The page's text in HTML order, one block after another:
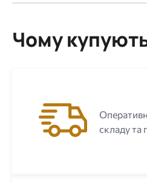
Чому
складу та